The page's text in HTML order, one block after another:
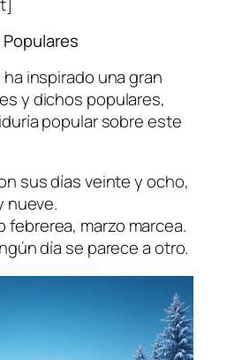
ha inspirado una gran
y dichos populares,
popular sobre este
sus días veinte y ocho,
nueve.
febrerea, marzo marcea.
día se parece a otro.